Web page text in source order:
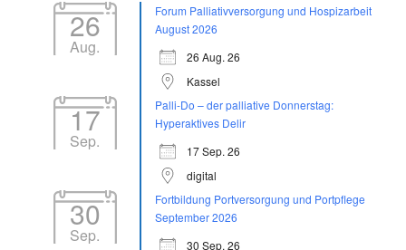
26
Aug.
Forum Palliativversorgung und Hospizarbeit
August 2026
26 Aug. 26
Kassel
17
Sep.
Palli-Do – der palliative Donnerstag:
Hyperaktives Delir
17 Sep. 26
digital
30
Sep.
Fortbildung Portversorgung und Portpflege
September 2026
30 Sep. 26